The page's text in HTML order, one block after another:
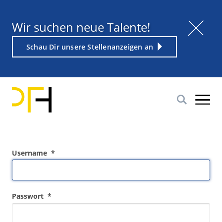
InhaltTitel
Wir suchen neue Talente!
Link
Schau Dir unsere Stellenanzeigen an
Username
Passwort